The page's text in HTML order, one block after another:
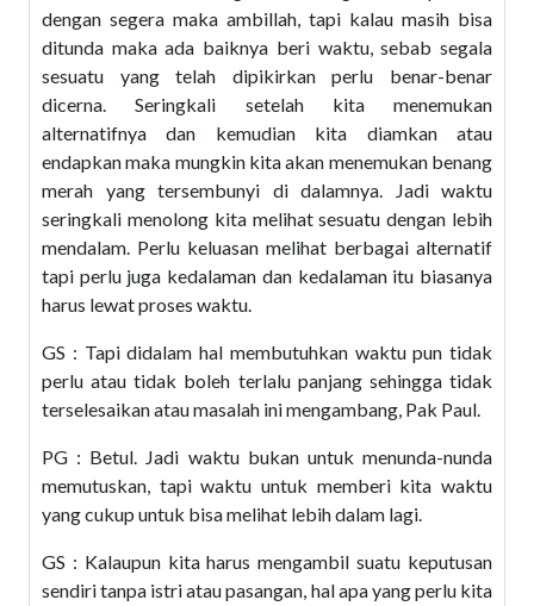
dengan segera maka ambillah, tapi kalau masih bisa
ditunda maka ada baiknya beri waktu, sebab segala
sesuatu yang telah dipikirkan perlu benar-benar
dicerna. Seringkali setelah kita menemukan
alternatifnya dan kemudian kita diamkan atau
endapkan maka mungkin kita akan menemukan benang
merah yang tersembunyi di dalamnya. Jadi waktu
seringkali menolong kita melihat sesuatu dengan lebih
mendalam. Perlu keluasan melihat berbagai alternatif
tapi perlu juga kedalaman dan kedalaman itu biasanya
harus lewat proses waktu.
GS : Tapi didalam hal membutuhkan waktu pun tidak
perlu atau tidak boleh terlalu panjang sehingga tidak
terselesaikan atau masalah ini mengambang, Pak Paul.
PG : Betul. Jadi waktu bukan untuk menunda-nunda
memutuskan, tapi waktu untuk memberi kita waktu
yang cukup untuk bisa melihat lebih dalam lagi.
GS : Kalaupun kita harus mengambil suatu keputusan
sendiri tanpa istri atau pasangan, hal apa yang perlu kita